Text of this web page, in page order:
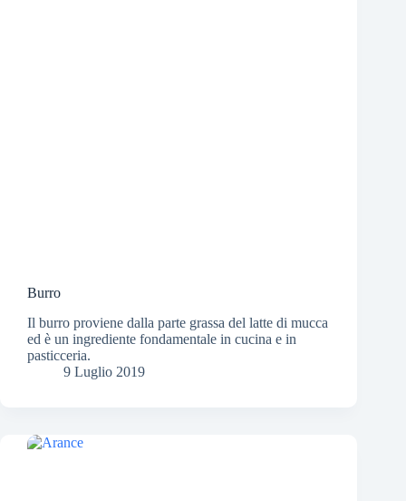
Burro
Il burro proviene dalla parte grassa del latte di mucca
ed è un ingrediente fondamentale in cucina e in
pasticceria.
9 Luglio 2019